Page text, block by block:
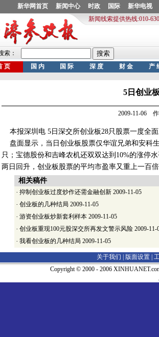
5日创业
2009-11-06
本报深圳电 5日深交所创业板28只股票一度全
盘面显示，当日创业板股票仅华谊兄弟和安科
只；宝德股份和吉峰农机还双双达到10%的涨停
两日回升，创业板股票的平均市盈率又重上一百
相关稿件
· 抑制创业板过度炒作还需金融创新 2009-11-05
· 创业板的几种结局 2009-11-05
· 游资创业板炒新套利样本 2009-11-05
· 创业板重现100元股深交所再发文警示风险 2009-11-
· 我看创业板的几种结局 2009-11-05
关于我们 | 版面设置
Copyright © 2000 - 2006